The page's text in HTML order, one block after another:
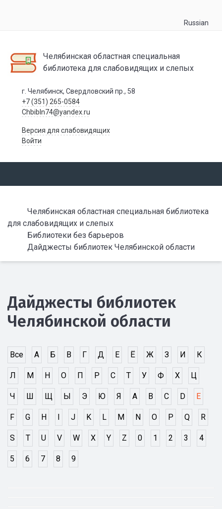
Russian
Челябинская областная специальная
библиотека для слабовидящих и слепых
г. Челябинск, Свердловский пр., 58
+7 (351) 265-0584
Chbibln74@yandex.ru
Версия для слабовидящих
Войти
Челябинская областная специальная библиотека
для слабовидящих и слепых
Библиотеки без барьеров
Дайджесты библиотек Челябинской области
Дайджесты библиотек
Челябинской области
Все А Б В Г Д Е Ё Ж З И К
Л М Н О П Р С Т У Ф Х Ц
Ч Ш Щ Ы Э Ю Я A B C D E
F G H I J K L M N O P Q R
S T U V W X Y Z 0 1 2 3 4
5 6 7 8 9